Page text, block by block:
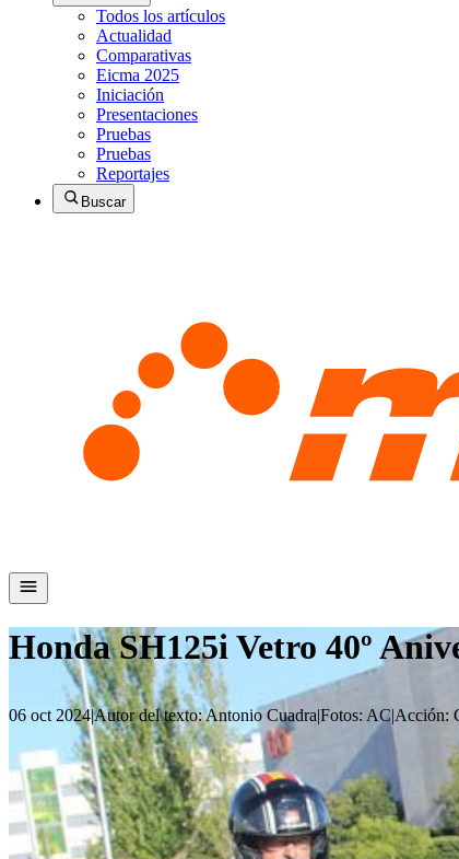
Todos los artículos
Actualidad
Comparativas
Eicma 2025
Iniciación
Presentaciones
Pruebas
Pruebas
Reportajes
Buscar
Honda SH125i Vetro 40º
06 oct 2024|Autor del texto:Antonio Cuadra|Fotos: AC|Acción: